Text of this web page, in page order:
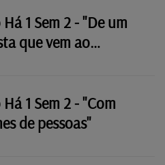
1 Sem 2 - "De um
que vem ao
1 Sem 2 - "Com
de pessoas"